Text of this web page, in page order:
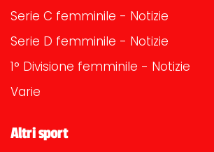
Serie C femminile - Notizie
Serie D femminile - Notizie
1° Divisione femminile - Notizie
Varie
Altri sport